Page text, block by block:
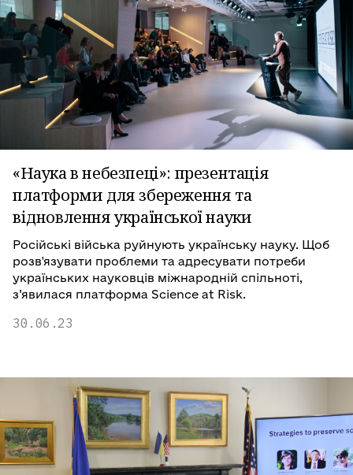
«Наука в небезпеці»: презентація
платформи для збереження та
відновлення української науки
Російські війська руйнують українську науку. Щоб
розв'язувати проблеми та адресувати потреби
українських науковців міжнародній спільноті,
з’явилася платформа Science at Risk.
30.06.23